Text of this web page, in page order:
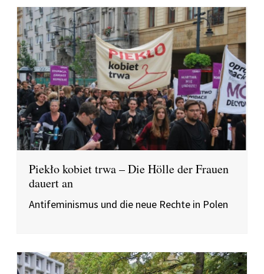
Piekło kobiet trwa – Die Hölle der Frauen
dauert an
Antifeminismus und die neue Rechte in Polen